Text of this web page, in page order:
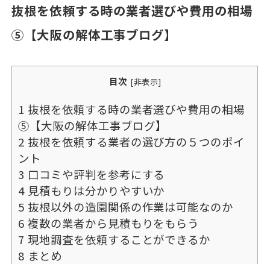
抜根を依頼する時の業者選びや費用の相場
⑤【大阪の解体工事ブログ】
目次 [非表示]
1 抜根を依頼する時の業者選びや費用の相場
⑤【大阪の解体工事ブログ】
2 抜根を依頼する業者の選び方の５つのポイ
ント
3 口コミや評判を参考にする
4 見積もりは分かりやすいか
5 抜根以外の造園関係の作業は可能なのか
6 複数の業者から見積もりをもらう
7 現地調査を依頼することができるか
8 まとめ